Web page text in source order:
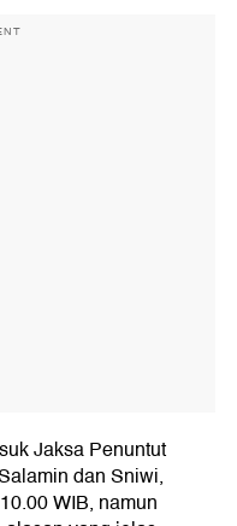
Jaksa Penuntut
dan Sniwi,
WIB, namun